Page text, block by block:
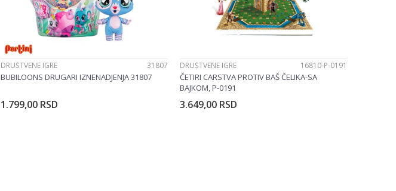
DRUŠTVENE IGRE 31807
BUBILOONS DRUGARI IZNENADJENJA 31807
1.799,00 RSD
DRUŠTVENE IGRE 16810-P-0191
ČETIRI CARSTVA PROTIV BAŠ ČELIKA-SA
BAJKOM, P-0191
3.649,00 RSD